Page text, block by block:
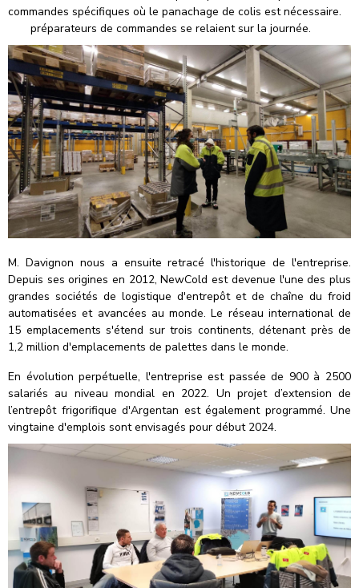
commandes spécifiques où le panachage de colis est nécessaire.
préparateurs de commandes se relaient sur la journée.
M. Davignon nous a ensuite retracé l'historique de l'entreprise.
Depuis ses origines en 2012, NewCold est devenue l'une des plus
grandes sociétés de logistique d'entrepôt et de chaîne du froid
automatisées et avancées au monde. Le réseau international de
15 emplacements s'étend sur trois continents, détenant près de
1,2 million d'emplacements de palettes dans le monde.
En évolution perpétuelle, l'entreprise est passée de 900 à 2500
salariés au niveau mondial en 2022. Un projet d’extension de
l’entrepôt frigorifique d'Argentan est également programmé. Une
vingtaine d'emplois sont envisagés pour début 2024.